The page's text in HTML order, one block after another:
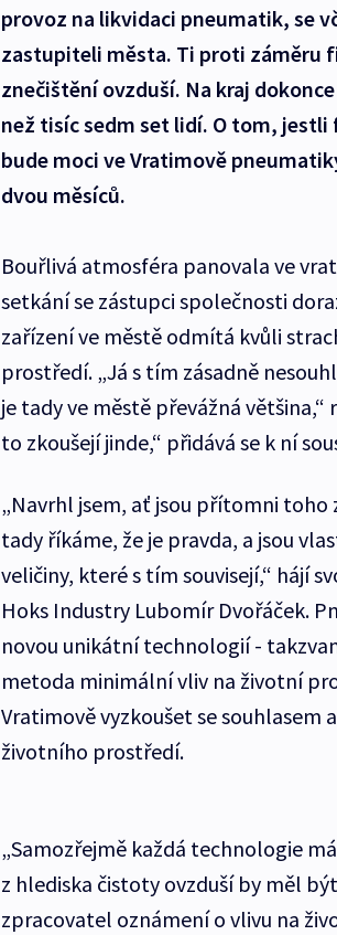
provoz na likvidaci pneumatik, se
zastupiteli města. Ti proti záměru
znečištění ovzduší. Na kraj
než tisíc sedm set lidí. O tom,
bude moci ve Vratimově
dvou měsíců.
Bouřlivá atmosféra panovala ve
setkání se zástupci společnosti
zařízení ve městě odmítá kvůli
prostředí. „Já s tím zásadně
je tady ve městě převážná
to zkoušejí jinde,“ přidává se k ní
„Navrhl jsem, ať jsou přítomni toho
tady říkáme, že je pravda, a jsou
veličiny, které s tím souvisejí,“ hájí
Hoks Industry Lubomír Dvořáček.
novou unikátní technologií -
metoda minimální vliv na životní
Vratimově vyzkoušet se souhlasem
životního prostředí.
„Samozřejmě každá technologie
z hlediska čistoty ovzduší by měl
zpracovatel oznámení o vlivu na